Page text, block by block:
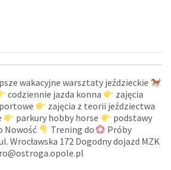
wakacyjne warsztaty jeździeckie
codziennie jazda konna
zajęcia
zajęcia z teorii jeździectwa
parkury hobby horse
podstawy
Nowość Trening do
Próby
Wrocławska 172 Dogodny dojazd MZK